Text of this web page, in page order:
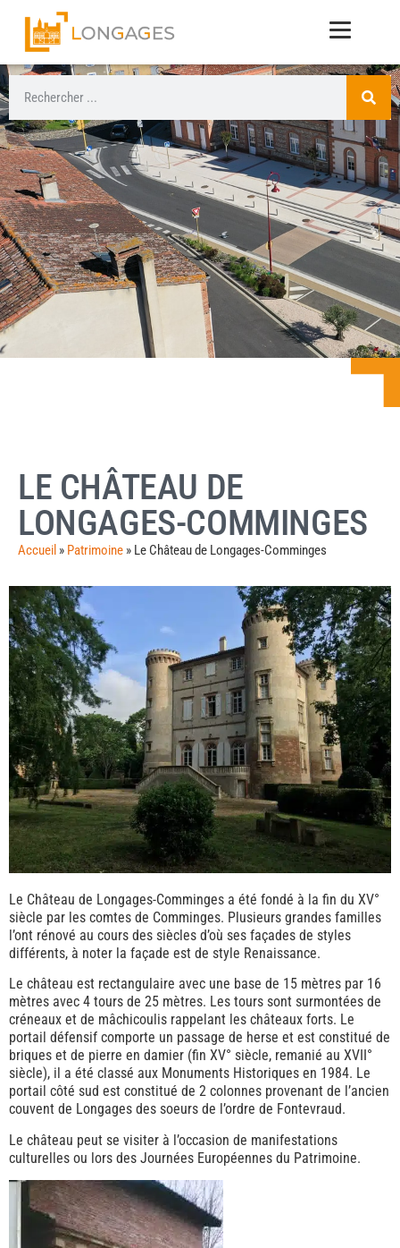
LE CHÂTEAU DE
LONGAGES-COMMINGES
Accueil » Patrimoine » Le Château de Longages-Comminges
Le Château de Longages-Comminges a été fondé à la fin du XV°
siècle par les comtes de Comminges. Plusieurs grandes familles
l’ont rénové au cours des siècles d’où ses façades de styles
différents, à noter la façade est de style Renaissance.
Le château est rectangulaire avec une base de 15 mètres par 16
mètres avec 4 tours de 25 mètres. Les tours sont surmontées de
créneaux et de mâchicoulis rappelant les châteaux forts. Le
portail défensif comporte un passage de herse et est constitué de
briques et de pierre en damier (fin XV° siècle, remanié au XVII°
siècle), il a été classé aux Monuments Historiques en 1984. Le
portail côté sud est constitué de 2 colonnes provenant de l’ancien
couvent de Longages des soeurs de l’ordre de Fontevraud.
Le château peut se visiter à l’occasion de manifestations
culturelles ou lors des Journées Européennes du Patrimoine.